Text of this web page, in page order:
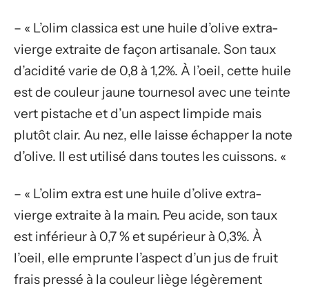
– « L’olim classica est une huile d’olive extra-
vierge extraite de façon artisanale. Son taux
d’acidité varie de 0,8 à 1,2%. À l’oeil, cette huile
est de couleur jaune tournesol avec une teinte
vert pistache et d’un aspect limpide mais
plutôt clair. Au nez, elle laisse échapper la note
d’olive. Il est utilisé dans toutes les cuissons. «
– « L’olim extra est une huile d’olive extra-
vierge extraite à la main. Peu acide, son taux
est inférieur à 0,7 % et supérieur à 0,3%. À
l’oeil, elle emprunte l’aspect d’un jus de fruit
frais pressé à la couleur liège légèrement